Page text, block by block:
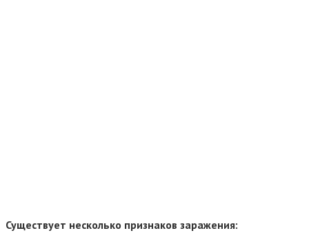
Существует несколько признаков заражения: